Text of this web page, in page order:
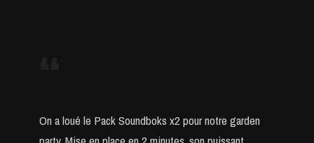
On a loué le Pack Soundboks x2 pour notre garden